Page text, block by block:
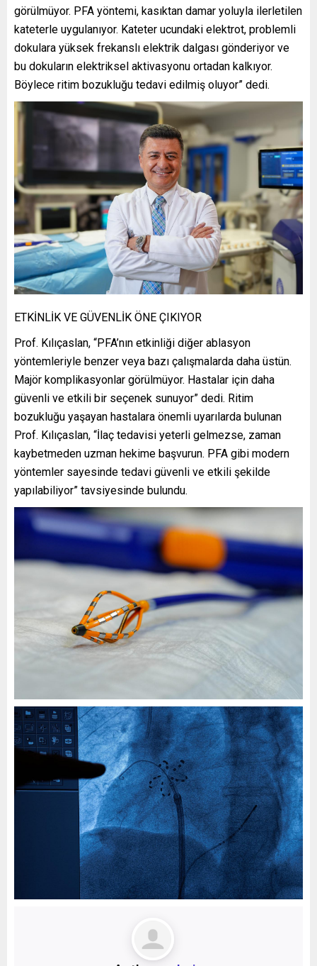
görülmüyor. PFA yöntemi, kasıktan damar yoluyla ilerletilen
kateterle uygulanıyor. Kateter ucundaki elektrot, problemli
dokulara yüksek frekanslı elektrik dalgası gönderiyor ve
bu dokuların elektriksel aktivasyonu ortadan kalkıyor.
Böylece ritim bozukluğu tedavi edilmiş oluyor” dedi.
ETKİNLİK VE GÜVENLİK ÖNE ÇIKIYOR
Prof. Kılıçaslan, “PFA’nın etkinliği diğer ablasyon
yöntemleriyle benzer veya bazı çalışmalarda daha üstün.
Majör komplikasyonlar görülmüyor. Hastalar için daha
güvenli ve etkili bir seçenek sunuyor” dedi. Ritim
bozukluğu yaşayan hastalara önemli uyarılarda bulunan
Prof. Kılıçaslan, “İlaç tedavisi yeterli gelmezse, zaman
kaybetmeden uzman hekime başvurun. PFA gibi modern
yöntemler sayesinde tedavi güvenli ve etkili şekilde
yapılabiliyor” tavsiyesinde bulundu.